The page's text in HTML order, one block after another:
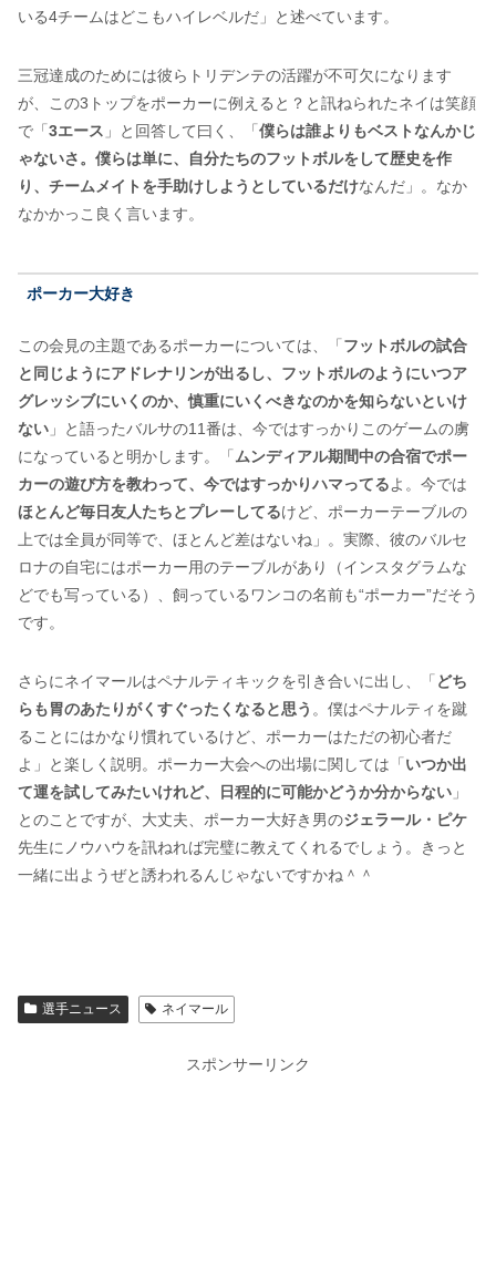
いる4チームはどこもハイレベルだ」と述べています。
三冠達成のためには彼らトリデンテの活躍が不可欠になります
が、この3トップをポーカーに例えると？と訊ねられたネイは笑顔
で「 3エース 」と回答して曰く、「 僕らは誰よりもベストなんかじ
ゃないさ。僕らは単に、自分たちのフットボルをして歴史を作
り、チームメイトを手助けしようとしているだけなんだ」。なか
なかかっこ良く言います。
ポーカー大好き
この会見の主題であるポーカーについては、「フットボルの試合
と同じようにアドレナリンが出るし、フットボルのようにいつア
グレッシブにいくのか、慎重にいくべきなのかを知らないといけ
ない 」と語ったバルサの11番は、今ではすっかりこのゲームの虜
になっていると明かします。「ムンディアル期間中の合宿でポー
カーの遊び方を教わって、今ではすっかりハマってるよ。今では
ほとんど毎日友人たちとプレーしてるけど、ポーカーテーブルの
上では全員が同等で、ほとんど差はないね」。実際、彼のバルセ
ロナの自宅にはポーカー用のテーブルがあり（インスタグラムな
どでも写っている）、飼っているワンコの名前も“ポーカー”だそう
です。
さらにネイマールはペナルティキックを引き合いに出し、「どち
らも胃のあたりがくすぐったくなると思う 。僕はペナルティを蹴
ることにはかなり慣れているけど、ポーカーはただの初心者だ
よ」と楽しく説明。ポーカー大会への出場に関しては「いつか出
て運を試してみたいけれど、日程的に可能かどうか分からない 」
とのことですが、大丈夫、ポーカー大好き男のジェラール・ピケ
先生にノウハウを訊ねれば完璧に教えてくれるでしょう。きっと
一緒に出ようぜと誘われるんじゃないですかね＾＾
選手ニュース ネイマール
スポンサーリンク